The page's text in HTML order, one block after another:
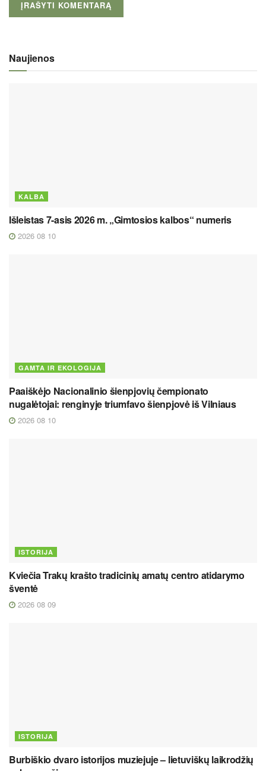
Naujienos
KALBA
Išleistas 7-asis 2026 m. „Gimtosios kalbos“ numeris
2026 08 10
GAMTA IR EKOLOGIJA
Paaiškėjo Nacionalinio šienpjovių čempionato
nugalėtojai: renginyje triumfavo šienpjovė iš Vilniaus
2026 08 10
ISTORIJA
Kviečia Trakų krašto tradicinių amatų centro atidarymo
šventė
2026 08 09
ISTORIJA
Burbiškio dvaro istorijos muziejuje – lietuviškų laikrodžių